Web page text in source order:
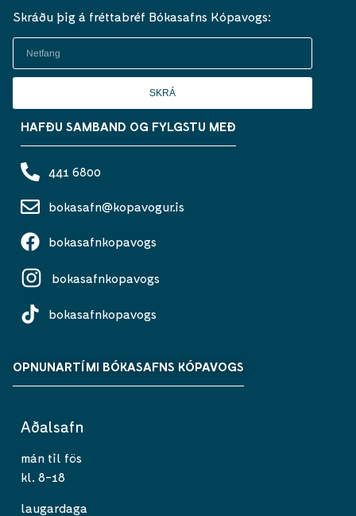
Skráðu þig á fréttabréf Bókasafns Kópavogs:
SKRÁ
HAFÐU SAMBAND OG FYLGSTU MEÐ
441 6800
bokasafn@kopavogur.is
bokasafnkopavogs
bokasafnkopavogs
bokasafnkopavogs
OPNUNARTÍMI BÓKASAFNS KÓPAVOGS
Aðalsafn
mán til fös
kl. 8-18
laugardaga